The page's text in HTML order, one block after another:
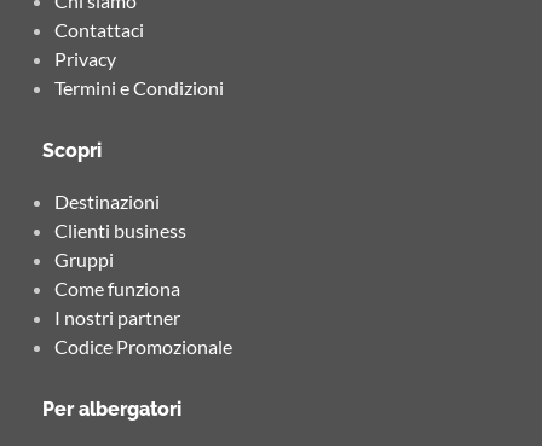
Contattaci
Privacy
Termini e Condizioni
Scopri
Destinazioni
Clienti business
Gruppi
Come funziona
I nostri partner
Codice Promozionale
Per albergatori